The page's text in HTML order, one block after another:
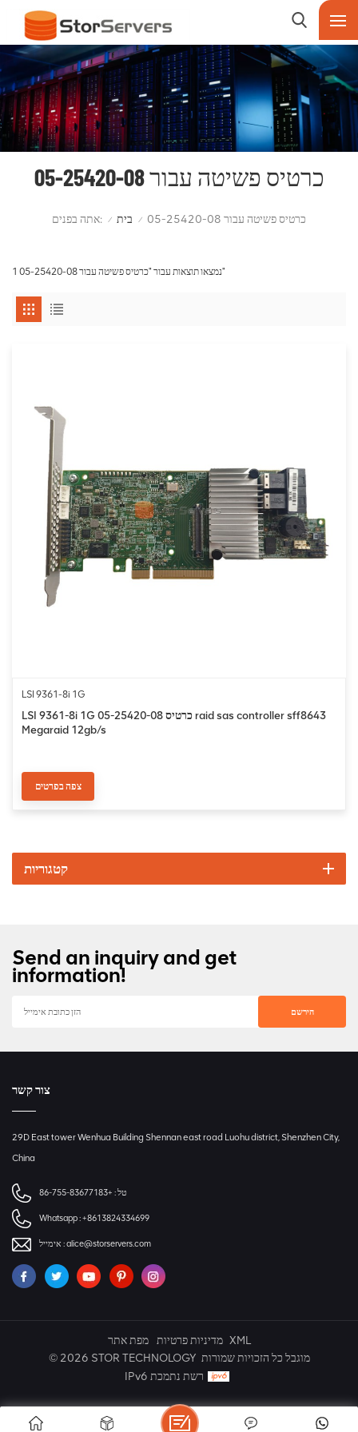
כרטיס פשיטה עבור 05-25420-08
אתה בפנים: / בית / כרטיס פשיטה עבור 05-25420-08
1 נמצאו תוצאות עבור "כרטיס פשיטה עבור 05-25420-08"
LSI 9361-8i 1G
LSI 9361-8i 1G 05-25420-08 כרטיס raid sas controller sff8643
Megaraid 12gb/s
צפה בפרטים
קטגוריות
Send an inquiry and get
information!
צור קשר
29D East tower Wenhua Building Shennan east road Luohu district, Shenzhen City,
China
טל : +86-755-83677183
Whatsapp :+8613824334699
אימייל :alice@storservers.com
מפת אתר מדיניות פרטיות XML
© 2026 STOR TECHNOLOGY מוגבל כל הזכויות שמורות
IPv6 רשת נתמכת